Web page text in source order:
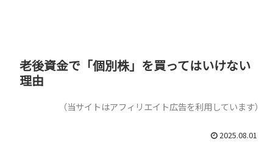
老後資金で「個別株」を買ってはいけない
理由
（当サイトはアフィリエイト広告を利用しています）
2025.08.01